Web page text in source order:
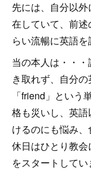
先には、自分以
在していて、前述
らい流暢に英語を
当の本人は・・
き取れず、自分
「friend」という
格も災いし、英
けるのにも悩み、
休日はひとり教
をスタートしてい